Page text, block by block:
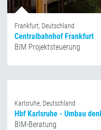
Frankfurt, Deutschland
Centralbahnhof Frankfurt
BIM Projektsteuerung
Karlsruhe, Deutschland
Hbf Karlsruhe - Umbau
BIM-Beratung